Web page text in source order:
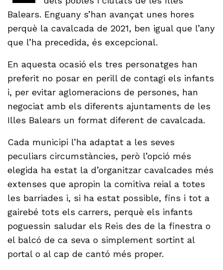
Balears. Enguany s’han avançat unes hores
perquè la cavalcada de 2021, ben igual que l’any
que l’ha precedida, és excepcional.
En aquesta ocasió els tres personatges han
preferit no posar en perill de contagi els infants
i, per evitar aglomeracions de persones, han
negociat amb els diferents ajuntaments de les
Illes Balears un format diferent de cavalcada.
Cada municipi l’ha adaptat a les seves
peculiars circumstàncies, però l’opció més
elegida ha estat la d’organitzar cavalcades més
extenses que apropin la comitiva reial a totes
les barriades i, si ha estat possible, fins i tot a
gairebé tots els carrers, perquè els infants
poguessin saludar els Reis des de la finestra o
el balcó de ca seva o simplement sortint al
portal o al cap de cantó més proper.